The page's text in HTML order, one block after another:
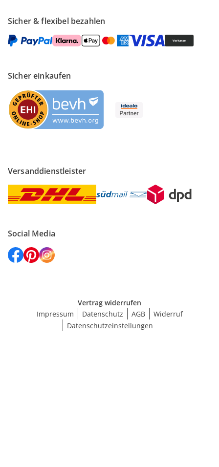
Sicher & flexibel bezahlen
Sicher einkaufen
Versanddienstleister
Social Media
Vertrag widerrufen
Impressum
Datenschutz AGB
Widerruf
Datenschutzeinstellungen